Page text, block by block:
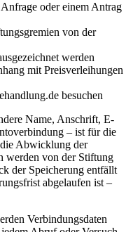
oder einem Antrag
von der
werden
mit Preisverleihungen
besuchen
Name, Anschrift, E-
– ist für die
Abwicklung der
werden von der Stiftung
der Speicherung entfällt
abgelaufen ist –
Verbindungsdaten